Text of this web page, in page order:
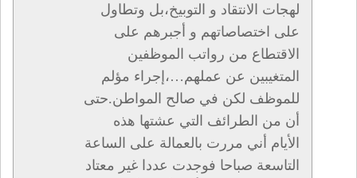
لهجات الانتقاد و التوبيخ،بل وتطاول
على اختصاصاتهم و أجبرهم على
الاقتطاع من رواتب الموظفين
المتغيبين عن عملهم…،إجراء مؤلم
للموظف لكن في صالح المواطن.حتى
أن من الطرائف التي عشتها هذه
الأيام أني مررت بالعمالة على الساعة
التاسعة صباحا فوجدت عددا غير معتاد